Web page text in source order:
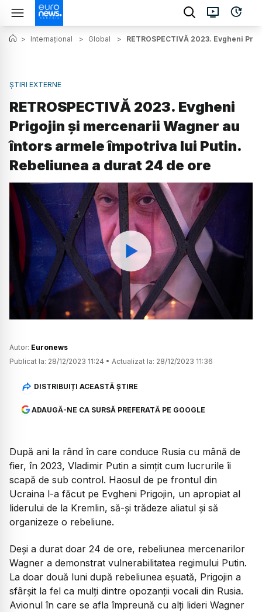
> Internațional > Global > RETROSPECTIVĂ 2023. Evgheni
ȘTIRI EXTERNE
RETROSPECTIVĂ 2023. Evgheni
Prigojin și mercenarii Wagner au
întors armele împotriva lui Putin.
Rebeliunea a durat 24 de ore
Watch
Autor: Euronews
Publicat la: 28/12/2023 11:24 • Actualizat la: 28/12/2023 11:36
DISTRIBUIȚI ACEASTĂ ȘTIRE
ADAUGĂ-NE CA SURSĂ PREFERATĂ PE GOOGLE
După ani la rând în care conduce Rusia cu mână de
fier, în 2023, Vladimir Putin a simțit cum lucrurile îi
scapă de sub control. Haosul de pe frontul din
Ucraina l-a făcut pe Evgheni Prigojin, un apropiat al
liderului de la Kremlin, să-și trădeze aliatul și să
organizeze o rebeliune.
Deși a durat doar 24 de ore, rebeliunea mercenarilor
Wagner a demonstrat vulnerabilitatea regimului Putin.
La doar două luni după rebeliunea eșuată, Prigojin a
sfârșit la fel ca mulți dintre opozanții vocali din Rusia.
Avionul în care se afla împreună cu alți lideri Wagner